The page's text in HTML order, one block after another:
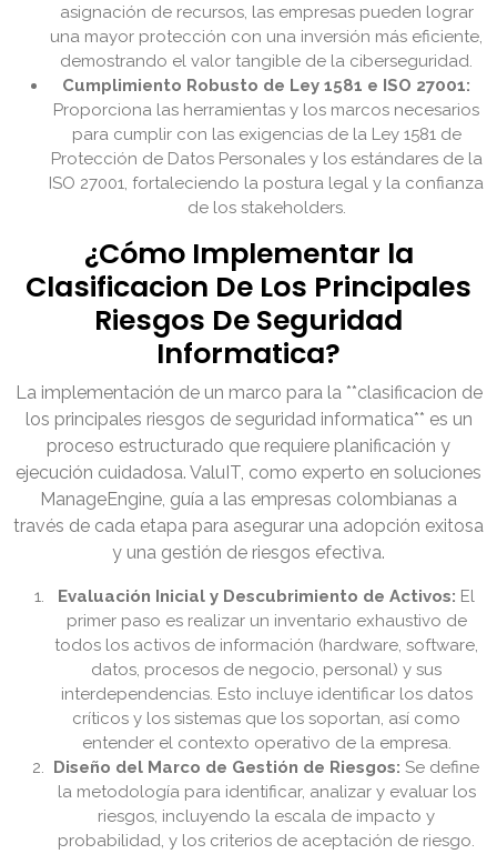
asignación de recursos, las empresas pueden lograr
una mayor protección con una inversión más eficiente,
demostrando el valor tangible de la ciberseguridad.
Cumplimiento Robusto de Ley 1581 e ISO 27001:
Proporciona las herramientas y los marcos necesarios
para cumplir con las exigencias de la Ley 1581 de
Protección de Datos Personales y los estándares de la
ISO 27001, fortaleciendo la postura legal y la confianza
de los stakeholders.
¿Cómo Implementar la
Clasificacion De Los Principales
Riesgos De Seguridad
Informatica?
La implementación de un marco para la **clasificacion de
los principales riesgos de seguridad informatica** es un
proceso estructurado que requiere planificación y
ejecución cuidadosa. ValuIT, como experto en soluciones
ManageEngine, guía a las empresas colombianas a
través de cada etapa para asegurar una adopción exitosa
y una gestión de riesgos efectiva.
Evaluación Inicial y Descubrimiento de Activos: El
primer paso es realizar un inventario exhaustivo de
todos los activos de información (hardware, software,
datos, procesos de negocio, personal) y sus
interdependencias. Esto incluye identificar los datos
críticos y los sistemas que los soportan, así como
entender el contexto operativo de la empresa.
Diseño del Marco de Gestión de Riesgos: Se define
la metodología para identificar, analizar y evaluar los
riesgos, incluyendo la escala de impacto y
probabilidad, y los criterios de aceptación de riesgo.